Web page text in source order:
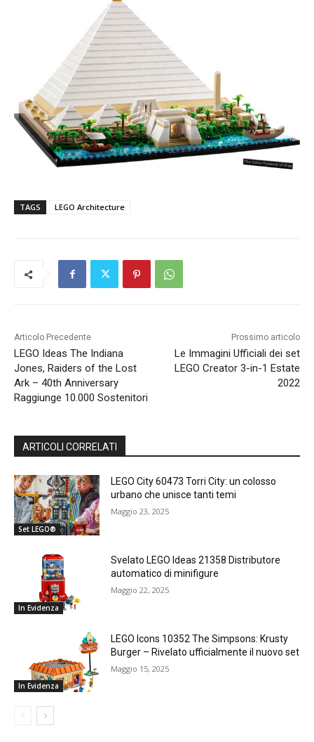
TAGS LEGO Architecture
Articolo Precedente
LEGO Ideas The Indiana
Jones, Raiders of the Lost
Ark – 40th Anniversary
Raggiunge 10.000 Sostenitori
Prossimo articolo
Le Immagini Ufficiali dei set
LEGO Creator 3-in-1 Estate
2022
ARTICOLI CORRELATI
Set LEGO®
LEGO City 60473 Torri City: un colosso
urbano che unisce tanti temi
Maggio 23, 2025
In Evidenza
Svelato LEGO Ideas 21358 Distributore
automatico di minifigure
Maggio 22, 2025
In Evidenza
LEGO Icons 10352 The Simpsons: Krusty
Burger – Rivelato ufficialmente il nuovo set
Maggio 15, 2025